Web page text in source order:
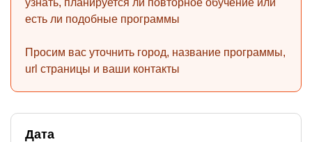
узнать, планируется ли повторное обучение или
есть ли подобные программы
Просим вас уточнить город, название программы,
url страницы и ваши контакты
Дата